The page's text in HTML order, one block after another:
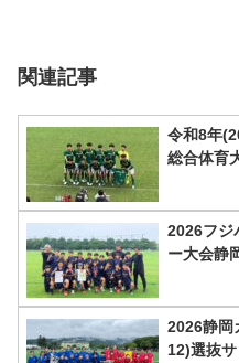
関連記事
令和8年
総合体育
2026フジ
ー大会静
2026静岡
12)選抜